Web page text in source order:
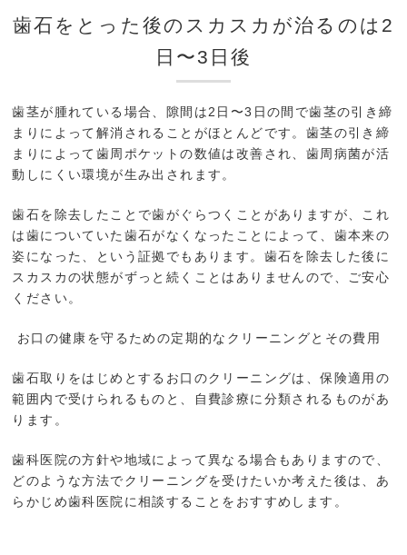
歯石をとった後のスカスカが治るのは2
日〜3日後
歯茎が腫れている場合、隙間は2日〜3日の間で歯茎の引き締
まりによって解消されることがほとんどです。歯茎の引き締
まりによって歯周ポケットの数値は改善され、歯周病菌が活
動しにくい環境が生み出されます。
歯石を除去したことで歯がぐらつくことがありますが、これ
は歯についていた歯石がなくなったことによって、歯本来の
姿になった、という証拠でもあります。 歯石を除去した後に
スカスカの状態がずっと続くことはありませんので、ご安心
ください。
お口の健康を守るための定期的なクリーニングとその費用
歯石取りをはじめとするお口のクリーニングは、保険適用の
範囲内で受けられるものと、自費診療に分類されるものがあ
ります。
歯科医院の方針や地域によって異なる場合もありますので、
どのような方法でクリーニングを受けたいか考えた後は、あ
らかじめ歯科医院に相談することをおすすめします。